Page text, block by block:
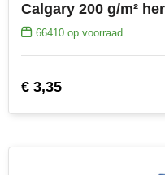
66410op voorraad
€ 3,35